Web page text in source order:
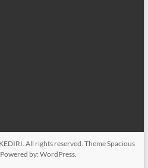
. All rights reserved. ThemeSpacious
by: WordPress.